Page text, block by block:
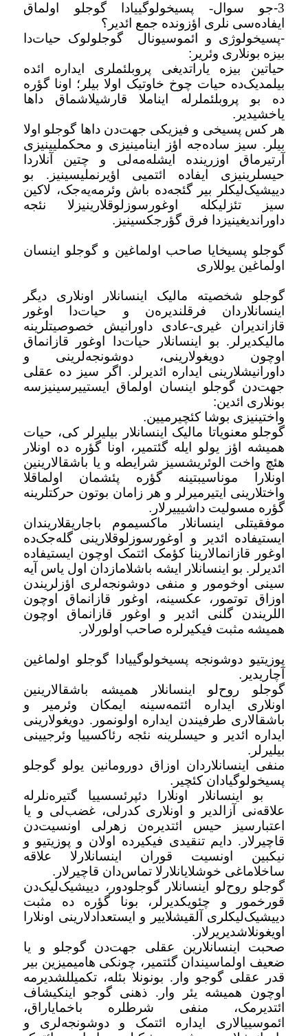
3
-جو سوال- پسیخولوگییادا گوجلو اولماق
ایفاده‌سی نلری اؤزونده جمع ائدیر؟
-پسیخولوژی و ائموسیونال
گوجلولوک حیات‌دا
بیزه بونلاری وئریر :
حیاتین بیزه یاراتدیغی پروبلئملری ایداره ائده
بیلمدیک‌ده حیات چوخ خاوتیک اولا بیلر؛ اونا گؤره
ده بو پروبلئملرله ایناملا قارشیلاشماق داها
یاخشیدیر .
هر کس پسیخی و فیزیکی جهت‌دن داها گوجلو اولا
بیلر. سیز ساده‌جه اؤز اینامینیزی و محکملیینیزی
آرتیرماق اوزرینده ایشله‌مه‌لی و چتین آنلاردا
حیسلرینیزی ایفاده ائتمیی اؤیرنملیسینیز. بو
دییشیک‌لیکلر بیر گئجه‌ده باش وئرمه‌یه‌جک، لاکین
سیز تئزلیکله اوغورسوزلوقلارینیزلا نئجه
داوراندیغینیزدا فرق گؤرجکسینیز .
گوجلو پسیخایا صاحب اولماغین و گوجلو اینسان
اولماغین یوللاری
گوجلو شخصیته مالیک اینسانلار اونلاری دیگر
اینسانلاردان فرقلندیره‌ن و حیات‌دا اوغور
قازاندیران غیری-عادی داورانیش خصوصیتلرینه
مالیکدیرلر. بو اینسانلار حیات‌دا اوغور قازانماق
اوچون دویغولارینی، دوشونجه‌لرینی و
داورانیشلارینی ایداره ائدیرلر. اگر سیز ده عقلی
جهت‌دن گوجلو اینسان اولماق ایستییرسینیزسه
بونلاری ائدین:
واختینیزی بوشا کئچیرمیین.
گوجلو معنویاتا مالیک اینسانلار بیلیرلر کی، حیات
همیشه اؤز یولو ایله گئتمیر، اونا گؤره ده اونلار
هئچ واخت الوئریشسیز شرایطه و یا باشقالارینین
اونلارا موناسیبتینه گؤره پئشمان اولماقلا
واختلارینی ایتیرمیرلر و هر زامان بوتون حرکتلرینه
گؤره مسولیت داشیییرلار .
موفقیتلی اینسانلار ماکسیموم باجاریقلاریندان
ایستیفاده ائدیر و اوغورسوزلوقلارینی گله‌جک‌ده
اوغور قازانمالارینا کؤمک ائتمک اوچون ایستیفاده
ائدیرلر. بو اینسانلار ایشه باشلامازدان اول یاس آیه
سینی اوخومور و منفی دوشونجه‌لری اؤزلریندن
اوزاق توتمور، عکسینه، اوغور قازانماق اوچون
اللریندن گلنی ائدیر و اوغور قازانماق اوچون
همیشه مثبت فیکیرلره صاحب اولورلار .
پوزیتیو دوشونجه پسیخولوگییادا گوجلو اولماغین
آچاریدیر .
گوجلو روح‌لو اینسانلار همیشه باشقالارینین
اونلاری ایداره ائتمه‌سینه ایمکان وئرمیر و
باشقالاری طرفیندن ایداره اولونمور. دویغولارینی
ایداره ائدیر و حیسلرینه نئجه رئاکسییا وئرجیینی
بیلیرلر .
منفی اینسانلاردان اوزاق دورومانین یولو گوجلو
پسیخولوگیادان کئچیر .
بو اینسانلار اونلارا دئپرئسسییا گتیره‌نلرله
علاقه‌نی آزالدیر و اونلاری کدرلی، غضب‌لی و یا
اعتبارسیز حیس ائتدیره‌ن زهرلی اونسیت‌دن
قاچیرلار. دایم تنقیدی فیکیرده اولان و پوزیتیو و
نیکبین اونسیت قوران اینسانلارلا علاقه
ساخلاماغی خوشلایانلارلا تماس‌دان قاچیرلار .
گوجلو روح‌لو اینسانلار گوجلودور، دییشیک‌لیک‌دن
قورخمور و چئویکدیرلر، بونا گؤره ده مثبت
دییشیک‌لیکلری آلقیشلاییر و ایستعدادلارینی اونلارا
اویغونلاشدیریرلار .
صحبت اینسانلارین عقلی جهت‌دن گوجلو و یا
ضعیف اولماسیندان گئتمیر، چونکی هامیمیزین بیر
قدر عقلی گوجو وار. بونونلا بئله، تکمیللشدیرمه
اوچون همیشه یئر وار. ذهنی گوجو اینکیشاف
ائتدیرمک، منفی شرطلره باخمایاراق،
ائموسییالاری ایداره ائتمک و دوشونجه‌لری و